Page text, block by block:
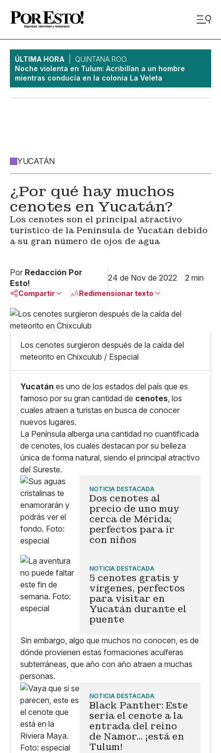
ÚLTIMA HORA
QUINTANA ROO
Noche violenta en Tulum: Acribillan a un hombre
mientras conducía en la colonia La Veleta
YUCATÁN
¿Por qué hay muchos
cenotes en Yucatán?
Los cenotes son el principal atractivo
turístico de la Península de Yucatán debido
a su gran número de ojos de agua
Por Redacción Por
Esto!
24 de Nov de 2022 2 min
Compartir
Linkedin
X
Whatsapp
Copiar enlace
Redimensionar texto
Grande
Los cenotes surgieron después de la caída del
meteorito en Chixculub / Especial
Yucatán es uno de los estados del país que es
famoso por su gran cantidad de cenotes, los
cuales atraen a turistas en busca de conocer
nuevos lugares.
La Península alberga una cantidad no cuantificada
de cenotes, los cuales destacan por su belleza
única de forma natural, siendo el principal atractivo
del Sureste.
NOTICIA DESTACADA
Dos cenotes al
precio de uno muy
cerca de Mérida;
perfectos para ir
con niños
NOTICIA DESTACADA
5 cenotes gratis y
vírgenes, perfectos
para visitar en
Yucatán durante el
puente
Sin embargo, algo que muchos no conocen, es de
dónde provienen estas formaciones acuíferas
subterráneas, que año con año atraen a muchas
personas.
NOTICIA DESTACADA
Black Panther: Este
sería el cenote a la
entrada del reino
de Namor... ¡está en
Tulum!